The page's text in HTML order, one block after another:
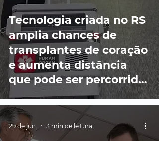
Tecnologia criada no RS
amplia chances de
transplantes de coração
e aumenta distância
que pode ser percorrida
em segurança
29 de jun. 3 min de leitura